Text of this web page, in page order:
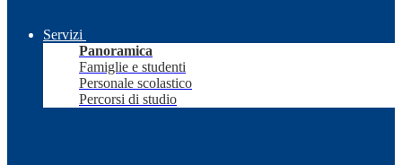
Servizi
Panoramica
Famiglie e studenti
Personale scolastico
Percorsi di studio